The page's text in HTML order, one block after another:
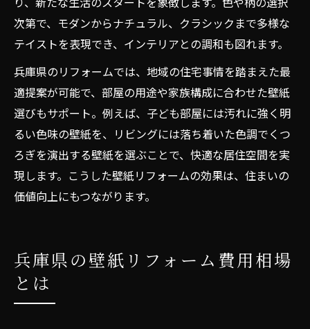
次第で、モダンからナチュラル、クラシックまで多様な
テイストを表現でき、インテリアとの調和も図れます。
兵庫県のリフォームでは、地域の住宅事情を踏まえた最
適提案が可能で、部屋の用途や家族構成に合わせた壁紙
選びもサポート。例えば、子ども部屋には汚れに強く明
るい色味の壁紙を、リビングには落ち着いた色調でくつ
ろぎを演出する壁紙を選ぶことで、快適な居住空間を実
現します。こうした壁紙リフォームの効果は、住まいの
価値向上にもつながります。
兵庫県の壁紙リフォーム費用相場
とは